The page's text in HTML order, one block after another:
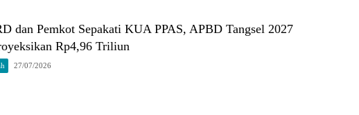
dan Pemkot Sepakati KUA PPAS, APBD Tangsel 2027
Rp4,96 Triliun
27/07/2026